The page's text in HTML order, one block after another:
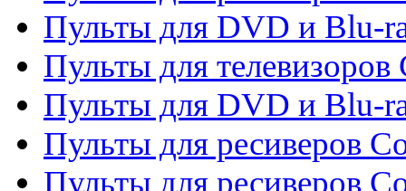
Пульты для DVD и Blu-
Пульты для телевизоров
Пульты для DVD и Blu-
Пульты для ресиверов
Пульты для ресиверов